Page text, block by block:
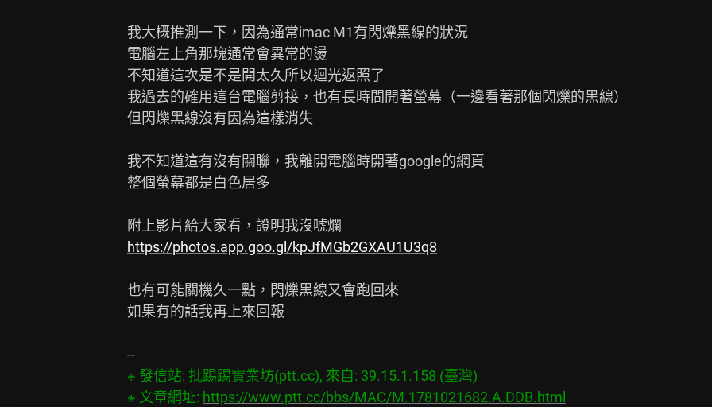
我大概推測一下，因為通常imac M1有閃爍黑線的狀況
電腦左上角那塊通常會異常的燙
不知道這次是不是開太久所以迴光返照了
我過去的確用這台電腦剪接，也有長時間開著螢幕（一邊看著那個閃爍的黑線）
但閃爍黑線沒有因為這樣消失
我不知道這有沒有關聯，我離開電腦時開著google的網頁
整個螢幕都是白色居多
https://photos.app.goo.gl/kpJfMGb2GXAU1U3q8
也有可能關機久一點，閃爍黑線又會跑回來
如果有的話我再上來回報
※ 發信站: 批踢踢實業坊(ptt.cc), 來自: 39.15.1.158 (臺灣)
※ 文章網址: https://www.ptt.cc/bbs/MAC/M.1781021682.A.DDB.html